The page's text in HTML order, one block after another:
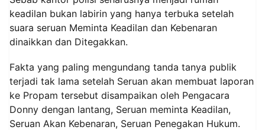
keadilan bukan labirin yang hanya terbuka setelah
suara seruan Meminta Keadilan dan Kebenaran
dinaikkan dan Ditegakkan.
Fakta yang paling mengundang tanda tanya publik
terjadi tak lama setelah Seruan akan membuat laporan
ke Propam tersebut disampaikan oleh Pengacara
Donny dengan lantang, Seruan meminta Keadilan,
Seruan Akan Kebenaran, Seruan Penegakan Hukum.